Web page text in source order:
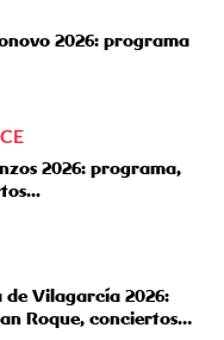
2026: programa
2026: programa,
de Vilagarcía 2026:
Roque, conciertos…